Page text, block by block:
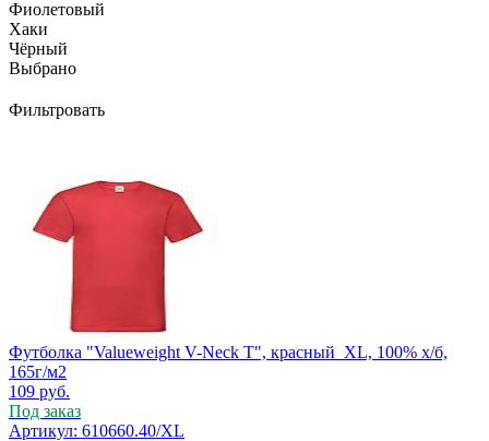
Фиолетовый
Хаки
Чёрный
Выбрано
Фильтровать
Футболка "Valueweight V-Neck T", красный_XL, 100% х/б,
165г/м2
109 руб.
Под заказ
Артикул: 610660.40/XL